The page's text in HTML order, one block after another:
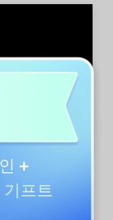
+
프트